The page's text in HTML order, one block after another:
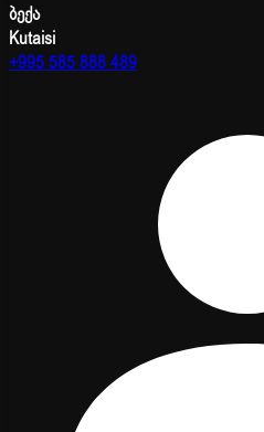
ბექა
Kutaisi
+995 585 888 489